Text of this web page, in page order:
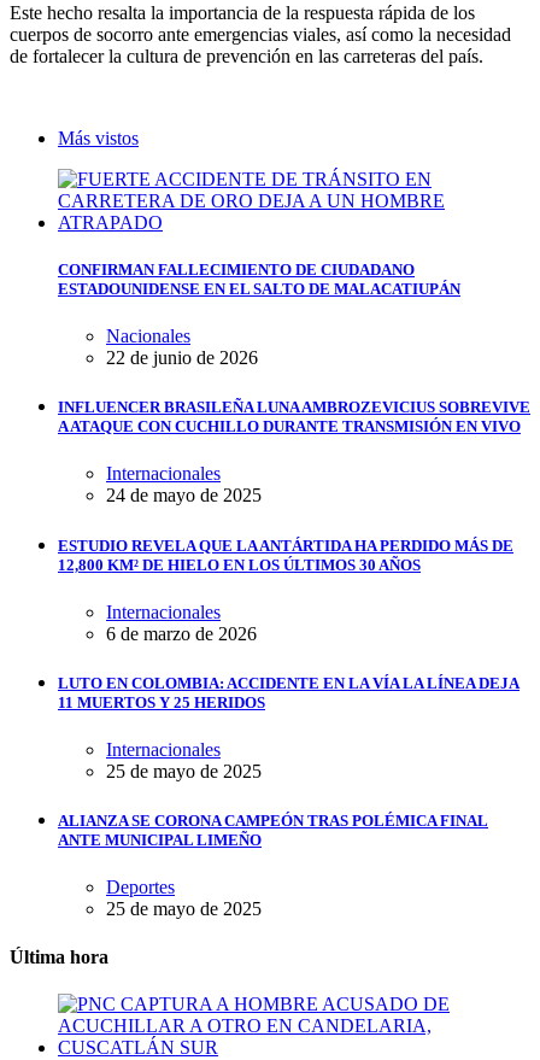
Este hecho resalta la importancia de la respuesta rápida de los
cuerpos de socorro ante emergencias viales, así como la necesidad
de fortalecer la cultura de prevención en las carreteras del país.
Más vistos
CONFIRMAN FALLECIMIENTO DE CIUDADANO
ESTADOUNIDENSE EN EL SALTO DE MALACATIUPÁN
Nacionales
22 de junio de 2026
INFLUENCER BRASILEÑA LUNA AMBROZEVICIUS SOBREVIVE
A ATAQUE CON CUCHILLO DURANTE TRANSMISIÓN EN VIVO
Internacionales
24 de mayo de 2025
ESTUDIO REVELA QUE LA ANTÁRTIDA HA PERDIDO MÁS DE
12,800 KM² DE HIELO EN LOS ÚLTIMOS 30 AÑOS
Internacionales
6 de marzo de 2026
LUTO EN COLOMBIA: ACCIDENTE EN LA VÍA LA LÍNEA DEJA
11 MUERTOS Y 25 HERIDOS
Internacionales
25 de mayo de 2025
ALIANZA SE CORONA CAMPEÓN TRAS POLÉMICA FINAL
ANTE MUNICIPAL LIMEÑO
Deportes
25 de mayo de 2025
Última hora